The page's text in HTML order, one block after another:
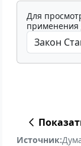
Для
применения
Источник: